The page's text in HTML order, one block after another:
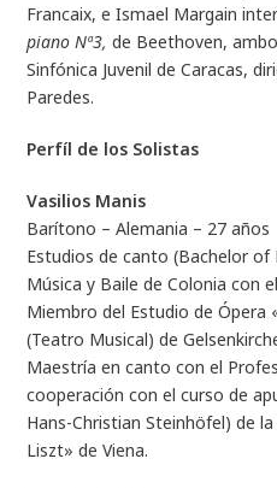
Francaix, e Ismael Margain
piano Nª3, de Beethoven,
Sinfónica Juvenil de Caracas,
Paredes.
Perfíl de los Solistas
Vasilios Manis
Barítono – Alemania – 27 años
Estudios de canto (Bachelor of
Música y Baile de Colonia con
Miembro del Estudio de Ópera
(Teatro Musical) de
Maestría en canto con el
cooperación con el curso de
Hans-Christian Steinhöfel) de
Liszt» de Viena.